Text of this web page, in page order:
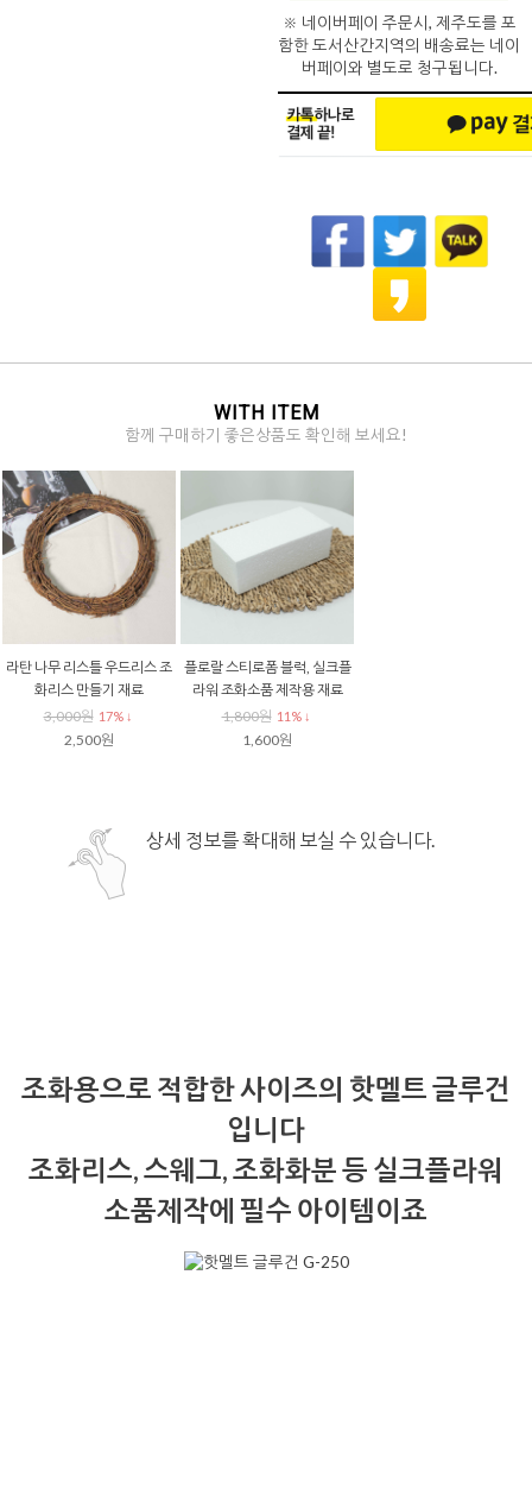
※ 네이버페이 주문시, 제주도를 포
함한 도서산간지역의 배송료는 네이
버페이와 별도로 청구됩니다.
WITH ITEM
함께 구매하기 좋은상품도 확인해 보세요!
라탄 나무 리스틀 우드리스 조
화리스 만들기 재료
3,000원 17% ↓
2,500원
플로랄 스티로폼 블럭, 실크플
라워 조화소품 제작용 재료
1,800원 11% ↓
1,600원
상세 정보를 확대해 보실 수 있습니다.
조화용으로 적합한 사이즈의 핫멜트 글루건
입니다
조화리스, 스웨그, 조화화분 등 실크플라워
소품제작에 필수 아이템이죠